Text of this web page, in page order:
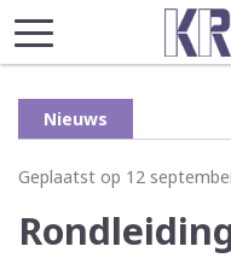
Nieuws
Geplaatst op 12